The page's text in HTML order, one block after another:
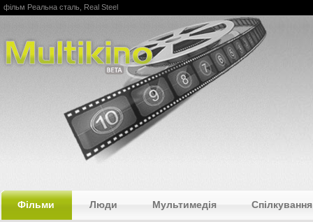
Multikino
фільм Реальна сталь, Real Steel
Фільми Люди Мультимедія Спілкування